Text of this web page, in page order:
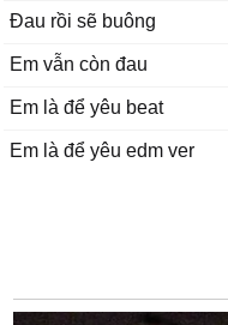
Đau rồi sẽ buông
Em vẫn còn đau
Em là để yêu beat
Em là để yêu edm ver